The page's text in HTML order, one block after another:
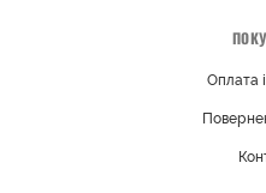
Оплата